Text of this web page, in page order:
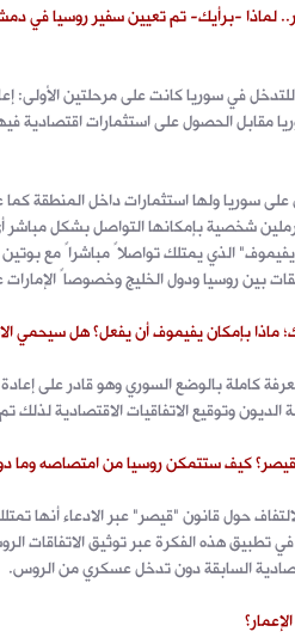
لماذا -برأيك- تم تعيين سفير روسيا في
للتدخل في سوريا كانت على مرحلتين الأولى:
مقابل الحصول على استثمارات اقتصادية
سوريا ولها استثمارات داخل المنطقة
شخصية بإمكانها التواصل بشكل مباشر
الذي يمتلك تواصلاً مباشراً مع
بين روسيا ودول الخليج وخصوصاً
بإمكان يفيموف أن يفعل؟ هل سيحمي
كاملة بالوضع السوري وهو قادر على
الديون وتوقيع الاتفاقيات الاقتصادية لذلك
كيف ستتمكن روسيا من امتصاصه وما
حول قانون "قيصر" عبر الادعاء أنها
تطبيق هذه الفكرة عبر توثيق الاتفاقات
السابقة دون تدخل عسكري من الروس.